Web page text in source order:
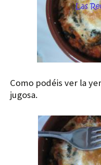
Como podéis ver la
jugosa.